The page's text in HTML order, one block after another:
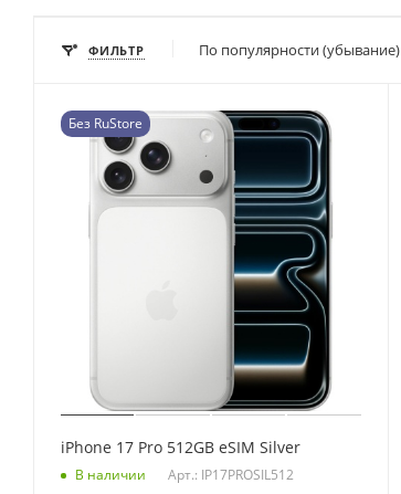
ФИЛЬТР По популярности (убывание)
Без RuStore
iPhone 17 Pro 512GB eSIM Silver
В наличии Арт.: IP17PROSIL512